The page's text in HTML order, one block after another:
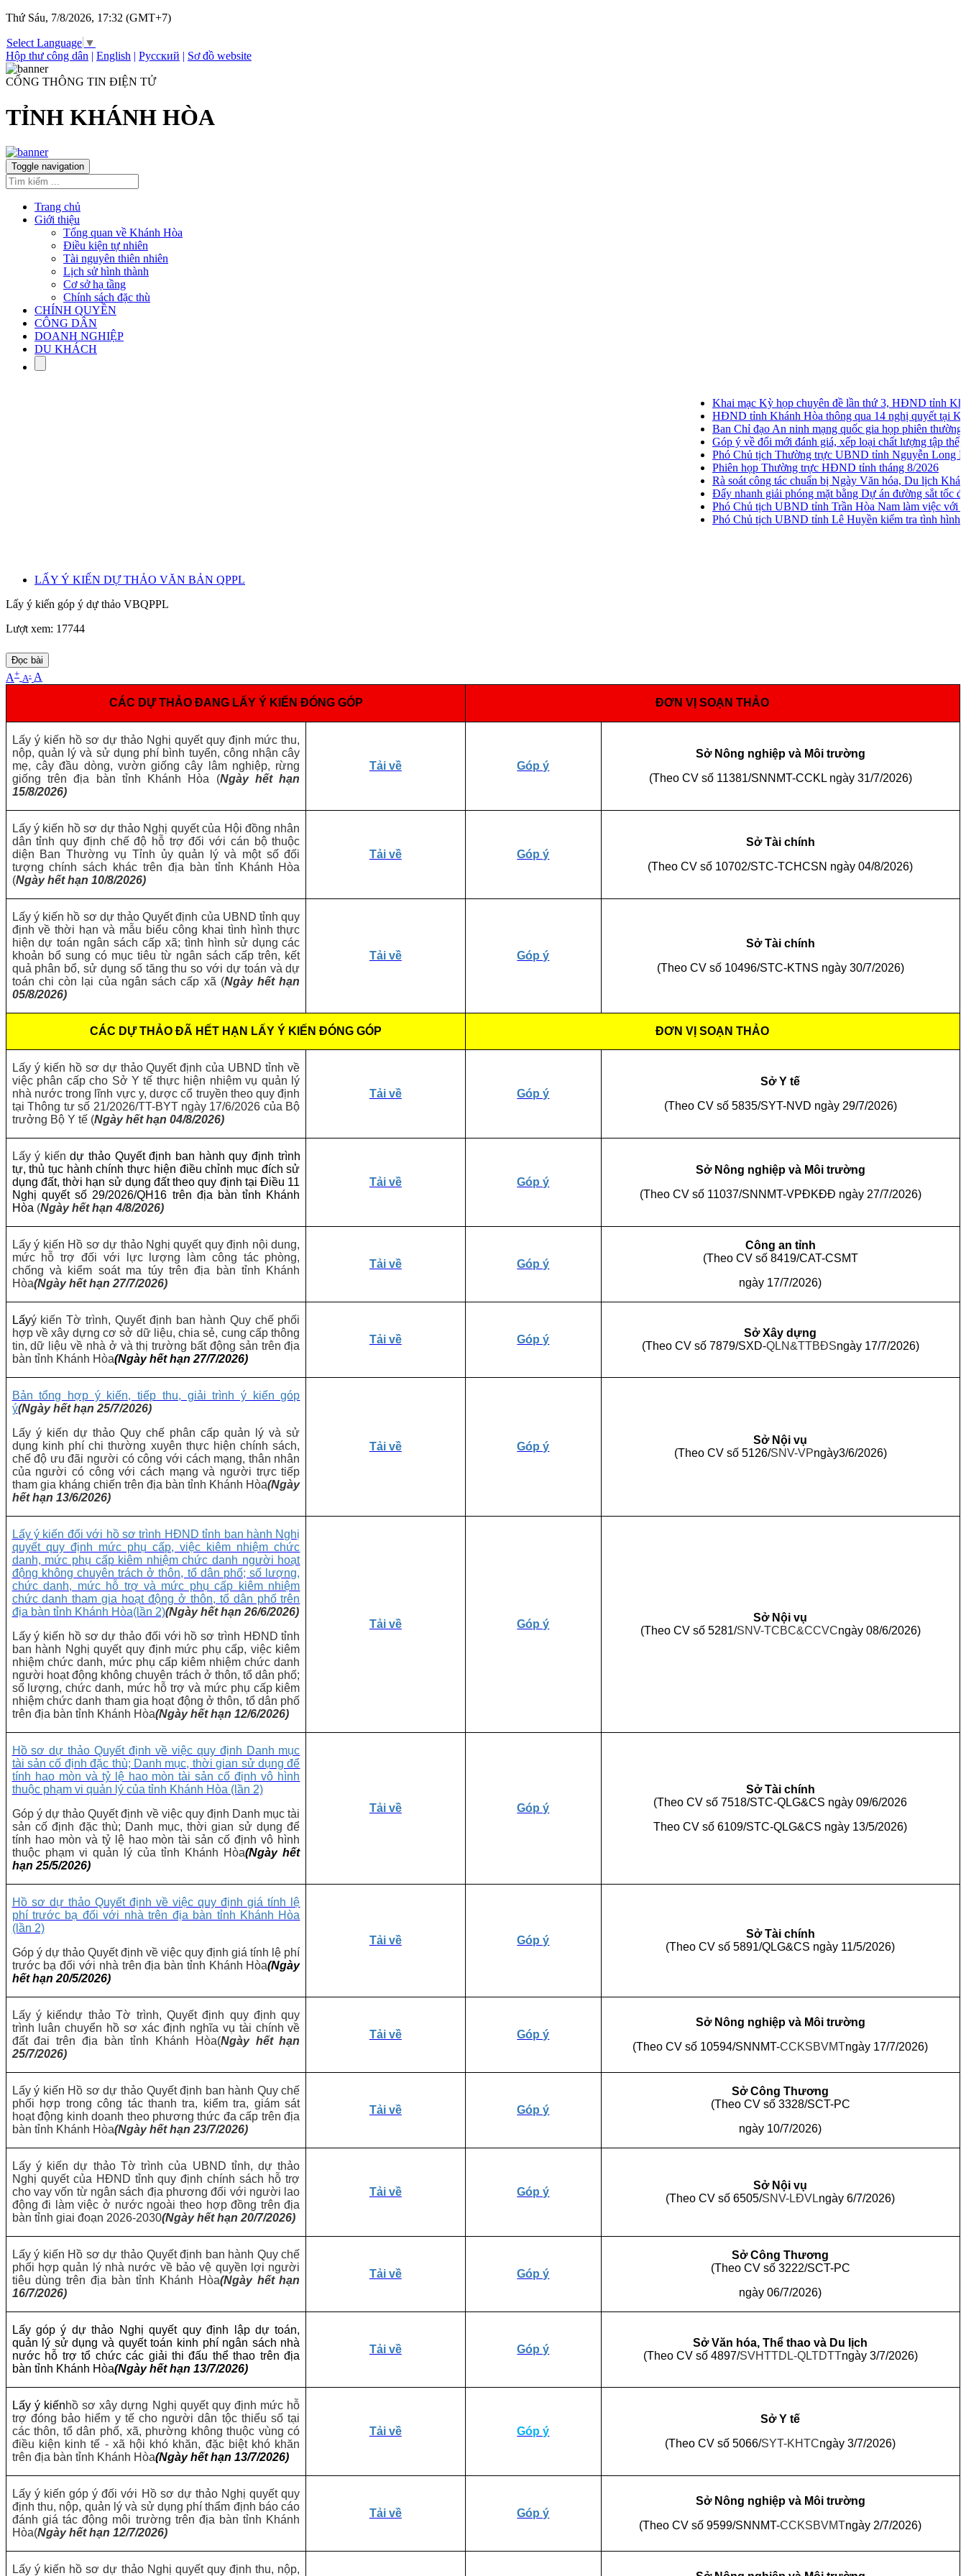
Thứ Sáu, 7/8/2026, 17:32 (GMT+7)
Select Language ▼
Hộp thư công dân | English | Русский | Sơ đồ website
CỔNG THÔNG TIN ĐIỆN TỬ
TỈNH KHÁNH HÒA
Toggle navigation
Trang chủ
Giới thiệu
Tổng quan về Khánh Hòa
Điều kiện tự nhiên
Tài nguyên thiên nhiên
Lịch sử hình thành
Cơ sở hạ tầng
Chính sách đặc thù
CHÍNH QUYỀN
CÔNG DÂN
DOANH NGHIỆP
DU KHÁCH
Khai mạc Kỳ họp chuyên đề lần thứ 3, HĐND tỉnh Khánh
HĐND tỉnh Khánh Hòa thông qua 14 nghị quyết tại Kỳ
Ban Chỉ đạo An ninh mạng quốc gia họp phiên thường kỳ
Góp ý về đổi mới đánh giá, xếp loại chất lượng tập thể, cá
Phó Chủ tịch Thường trực UBND tỉnh Nguyễn Long Biên
Phiên họp Thường trực HĐND tỉnh tháng 8/2026
Rà soát công tác chuẩn bị Ngày Văn hóa, Du lịch Khánh
Đẩy nhanh giải phóng mặt bằng Dự án đường sắt tốc độ
Phó Chủ tịch UBND tỉnh Trần Hòa Nam làm việc với xã
Phó Chủ tịch UBND tỉnh Lê Huyền kiểm tra tình hình thu
LẤY Ý KIẾN DỰ THẢO VĂN BẢN QPPL
Lấy ý kiến góp ý dự thảo VBQPPL
Lượt xem: 17744
Đọc bài
A+ A- A
CÁC DỰ THẢO ĐANG LẤY Ý KIẾN ĐÓNG GÓP ĐƠN VỊ SOẠN THẢO
Lấy ý kiến hồ sơ dự thảo Nghị quyết quy định mức thu,
nộp, quản lý và sử dụng phí bình tuyển, công nhận cây
mẹ, cây đầu dòng, vườn giống cây lâm nghiệp, rừng
giống trên địa bàn tỉnh Khánh Hòa (Ngày hết hạn
15/8/2026)
Tải về Góp ý
Sở Nông nghiệp và Môi trường
(Theo CV số 11381/SNNMT-CCKL ngày 31/7/2026)
Lấy ý kiến hồ sơ dự thảo Nghị quyết của Hội đồng nhân
dân tỉnh quy định chế độ hỗ trợ đối với cán bộ thuộc
diện Ban Thường vụ Tỉnh ủy quản lý và một số đối
tượng chính sách khác trên địa bàn tỉnh Khánh Hòa
(Ngày hết hạn 10/8/2026)
Tải về Góp ý
Sở Tài chính
(Theo CV số 10702/STC-TCHCSN ngày 04/8/2026)
Lấy ý kiến hồ sơ dự thảo Quyết định của UBND tỉnh quy
định về thời hạn và mẫu biểu công khai tình hình thực
hiện dự toán ngân sách cấp xã; tình hình sử dụng các
khoản bổ sung có mục tiêu từ ngân sách cấp trên, kết
quả phân bổ, sử dụng số tăng thu so với dự toán và dự
toán chi còn lại của ngân sách cấp xã (Ngày hết hạn
05/8/2026)
Tải về Góp ý
Sở Tài chính
(Theo CV số 10496/STC-KTNS ngày 30/7/2026)
CÁC DỰ THẢO ĐÃ HẾT HẠN LẤY Ý KIẾN ĐÓNG GÓP ĐƠN VỊ SOẠN THẢO
Lấy ý kiến hồ sơ dự thảo Quyết định của UBND tỉnh về
việc phân cấp cho Sở Y tế thực hiện nhiệm vụ quản lý
nhà nước trong lĩnh vực y, dược cổ truyền theo quy định
tại Thông tư số 21/2026/TT-BYT ngày 17/6/2026 của Bộ
trưởng Bộ Y tế (Ngày hết hạn 04/8/2026)
Tải về Góp ý
Sở Y tế
(Theo CV số 5835/SYT-NVD ngày 29/7/2026)
Lấy ý kiến dự thảo Quyết định ban hành quy định trình
tự, thủ tục hành chính thực hiện điều chỉnh mục đích sử
dụng đất, thời hạn sử dụng đất theo quy định tại Điều 11
Nghị quyết số 29/2026/QH16 trên địa bàn tỉnh Khánh
Hòa (Ngày hết hạn 4/8/2026)
Tải về Góp ý
Sở Nông nghiệp và Môi trường
(Theo CV số 11037/SNNMT-VPĐKĐĐ ngày27/7/2026)
Lấy ý kiến Hồ sơ dự thảo Nghị quyết quy định nội dung,
mức hỗ trợ đối với lực lượng làm công tác phòng,
chống và kiểm soát ma túy trên địa bàn tỉnh Khánh
Hòa(Ngày hết hạn 27/7/2026)
Tải về Góp ý
Công an tỉnh
(Theo CV số 8419/CAT-CSMT
ngày 17/7/2026)
Lấyý kiến Tờ trình, Quyết định ban hành Quy chế phối
hợp về xây dựng cơ sở dữ liệu, chia sẻ, cung cấp thông
tin, dữ liệu về nhà ở và thị trường bất động sản trên địa
bàn tỉnh Khánh Hòa(Ngày hết hạn 27/7/2026)
Tải về Góp ý
Sở Xây dựng
(Theo CV số 7879/SXD-QLN&TTBĐSngày 17/7/2026)
Bản tổng hợp ý kiến, tiếp thu, giải trình ý kiến góp
ý(Ngày hết hạn 25/7/2026)
Lấy ý kiến dự thảo Quy chế phân cấp quản lý và sử
dụng kinh phí chi thường xuyên thực hiện chính sách,
chế độ ưu đãi người có công với cách mạng, thân nhân
của người có công với cách mạng và người trực tiếp
tham gia kháng chiến trên địa bàn tỉnh Khánh Hòa(Ngày
hết hạn 13/6/2026)
Tải về Góp ý
Sở Nội vụ
(Theo CV số 5126/SNV-VPngày3/6/2026)
Lấy ý kiến đối với hồ sơ trình HĐND tỉnh ban hành Nghị
quyết quy định mức phụ cấp, việc kiêm nhiệm chức
danh, mức phụ cấp kiêm nhiệm chức danh người hoạt
động không chuyên trách ở thôn, tổ dân phố; số lượng,
chức danh, mức hỗ trợ và mức phụ cấp kiêm nhiệm
chức danh tham gia hoạt động ở thôn, tổ dân phố trên
địa bàn tỉnh Khánh Hòa(lần 2)(Ngày hết hạn 26/6/2026)
Lấy ý kiến hồ sơ dự thảo đối với hồ sơ trình HĐND tỉnh
ban hành Nghị quyết quy định mức phụ cấp, việc kiêm
nhiệm chức danh, mức phụ cấp kiêm nhiệm chức danh
người hoạt động không chuyên trách ở thôn, tổ dân phố;
số lượng, chức danh, mức hỗ trợ và mức phụ cấp kiêm
nhiệm chức danh tham gia hoạt động ở thôn, tổ dân phố
trên địa bàn tỉnh Khánh Hòa(Ngày hết hạn 12/6/2026)
Tải về Góp ý
Sở Nội vụ
(Theo CV số 5281/SNV-TCBC&CCVCngày 08/6/2026)
Hồ sơ dự thảo Quyết định về việc quy định Danh mục
tài sản cố định đặc thù; Danh mục, thời gian sử dụng để
tính hao mòn và tỷ lệ hao mòn tài sản cố định vô hình
thuộc phạm vi quản lý của tỉnh Khánh Hòa (lần 2)
Góp ý dự thảo Quyết định về việc quy định Danh mục tài
sản cố định đặc thù; Danh mục, thời gian sử dụng để
tính hao mòn và tỷ lệ hao mòn tài sản cố định vô hình
thuộc phạm vi quản lý của tỉnh Khánh Hòa(Ngày hết
hạn 25/5/2026)
Tải về Góp ý
Sở Tài chính
(Theo CV số 7518/STC-QLG&CS ngày 09/6/2026
Theo CV số 6109/STC-QLG&CS ngày 13/5/2026)
Hồ sơ dự thảo Quyết định về việc quy định giá tính lệ
phí trước bạ đối với nhà trên địa bàn tỉnh Khánh Hòa
(lần 2)
Góp ý dự thảo Quyết định về việc quy định giá tính lệ phí
trước bạ đối với nhà trên địa bàn tỉnh Khánh Hòa(Ngày
hết hạn 20/5/2026)
Tải về Góp ý
Sở Tài chính
(Theo CV số 5891/QLG&CS ngày 11/5/2026)
Lấy ý kiếndự thảo Tờ trình, Quyết định quy định quy
trình luân chuyển hồ sơ xác định nghĩa vụ tài chính về
đất đai trên địa bàn tỉnh Khánh Hòa(Ngày hết hạn
25/7/2026)
Tải về Góp ý
Sở Nông nghiệp và Môi trường
(Theo CV số 10594/SNNMT-CCKSBVMTngày 17/7/2026)
Lấy ý kiến Hồ sơ dự thảo Quyết định ban hành Quy chế
phối hợp trong công tác thanh tra, kiểm tra, giám sát
hoạt động kinh doanh theo phương thức đa cấp trên địa
bàn tỉnh Khánh Hòa(Ngày hết hạn 23/7/2026)
Tải về Góp ý
Sở Công Thương
(Theo CV số 3328/SCT-PC
ngày 10/7/2026)
Lấy ý kiến dự thảo Tờ trình của UBND tỉnh, dự thảo
Nghị quyết của HĐND tỉnh quy định chính sách hỗ trợ
cho vay vốn từ ngân sách địa phương đối với người lao
động đi làm việc ở nước ngoài theo hợp đồng trên địa
bàn tỉnh giai đoạn 2026-2030(Ngày hết hạn 20/7/2026)
Tải về Góp ý
Sở Nội vụ
(Theo CV số 6505/SNV-LĐVLngày 6/7/2026)
Lấy ý kiến Hồ sơ dự thảo Quyết định ban hành Quy chế
phối hợp quản lý nhà nước về bảo vệ quyền lợi người
tiêu dùng trên địa bàn tỉnh Khánh Hòa(Ngày hết hạn
16/7/2026)
Tải về Góp ý
Sở Công Thương
(Theo CV số 3222/SCT-PC
ngày 06/7/2026)
Lấy góp ý dự thảo Nghị quyết quy định lập dự toán,
quản lý sử dụng và quyết toán kinh phí ngân sách nhà
nước hỗ trợ tổ chức các giải thi đấu thể thao trên địa
bàn tỉnh Khánh Hòa(Ngày hết hạn 13/7/2026)
Tải về Góp ý
Sở Văn hóa, Thể thao và Du lịch
(Theo CV số 4897/SVHTTDL-QLTDTTngày 3/7/2026)
Lấy ý kiếnhồ sơ xây dựng Nghị quyết quy định mức hỗ
trợ đóng bảo hiểm y tế cho người dân tộc thiểu số tại
các thôn, tổ dân phố, xã, phường không thuộc vùng có
điều kiện kinh tế - xã hội khó khăn, đặc biệt khó khăn
trên địa bàn tỉnh Khánh Hòa(Ngày hết hạn 13/7/2026)
Tải về Góp ý
Sở Y tế
(Theo CV số 5066/SYT-KHTCngày 3/7/2026)
Lấy ý kiến góp ý đối với Hồ sơ dự thảo Nghị quyết quy
định thu, nộp, quản lý và sử dụng phí thẩm định báo cáo
đánh giá tác động môi trường trên địa bàn tỉnh Khánh
Hòa(Ngày hết hạn 12/7/2026)
Tải về Góp ý
Sở Nông nghiệp và Môi trường
(Theo CV số 9599/SNNMT-CCKSBVMTngày 2/7/2026)
Lấy ý kiến hồ sơ dự thảo Nghị quyết quy định thu, nộp,